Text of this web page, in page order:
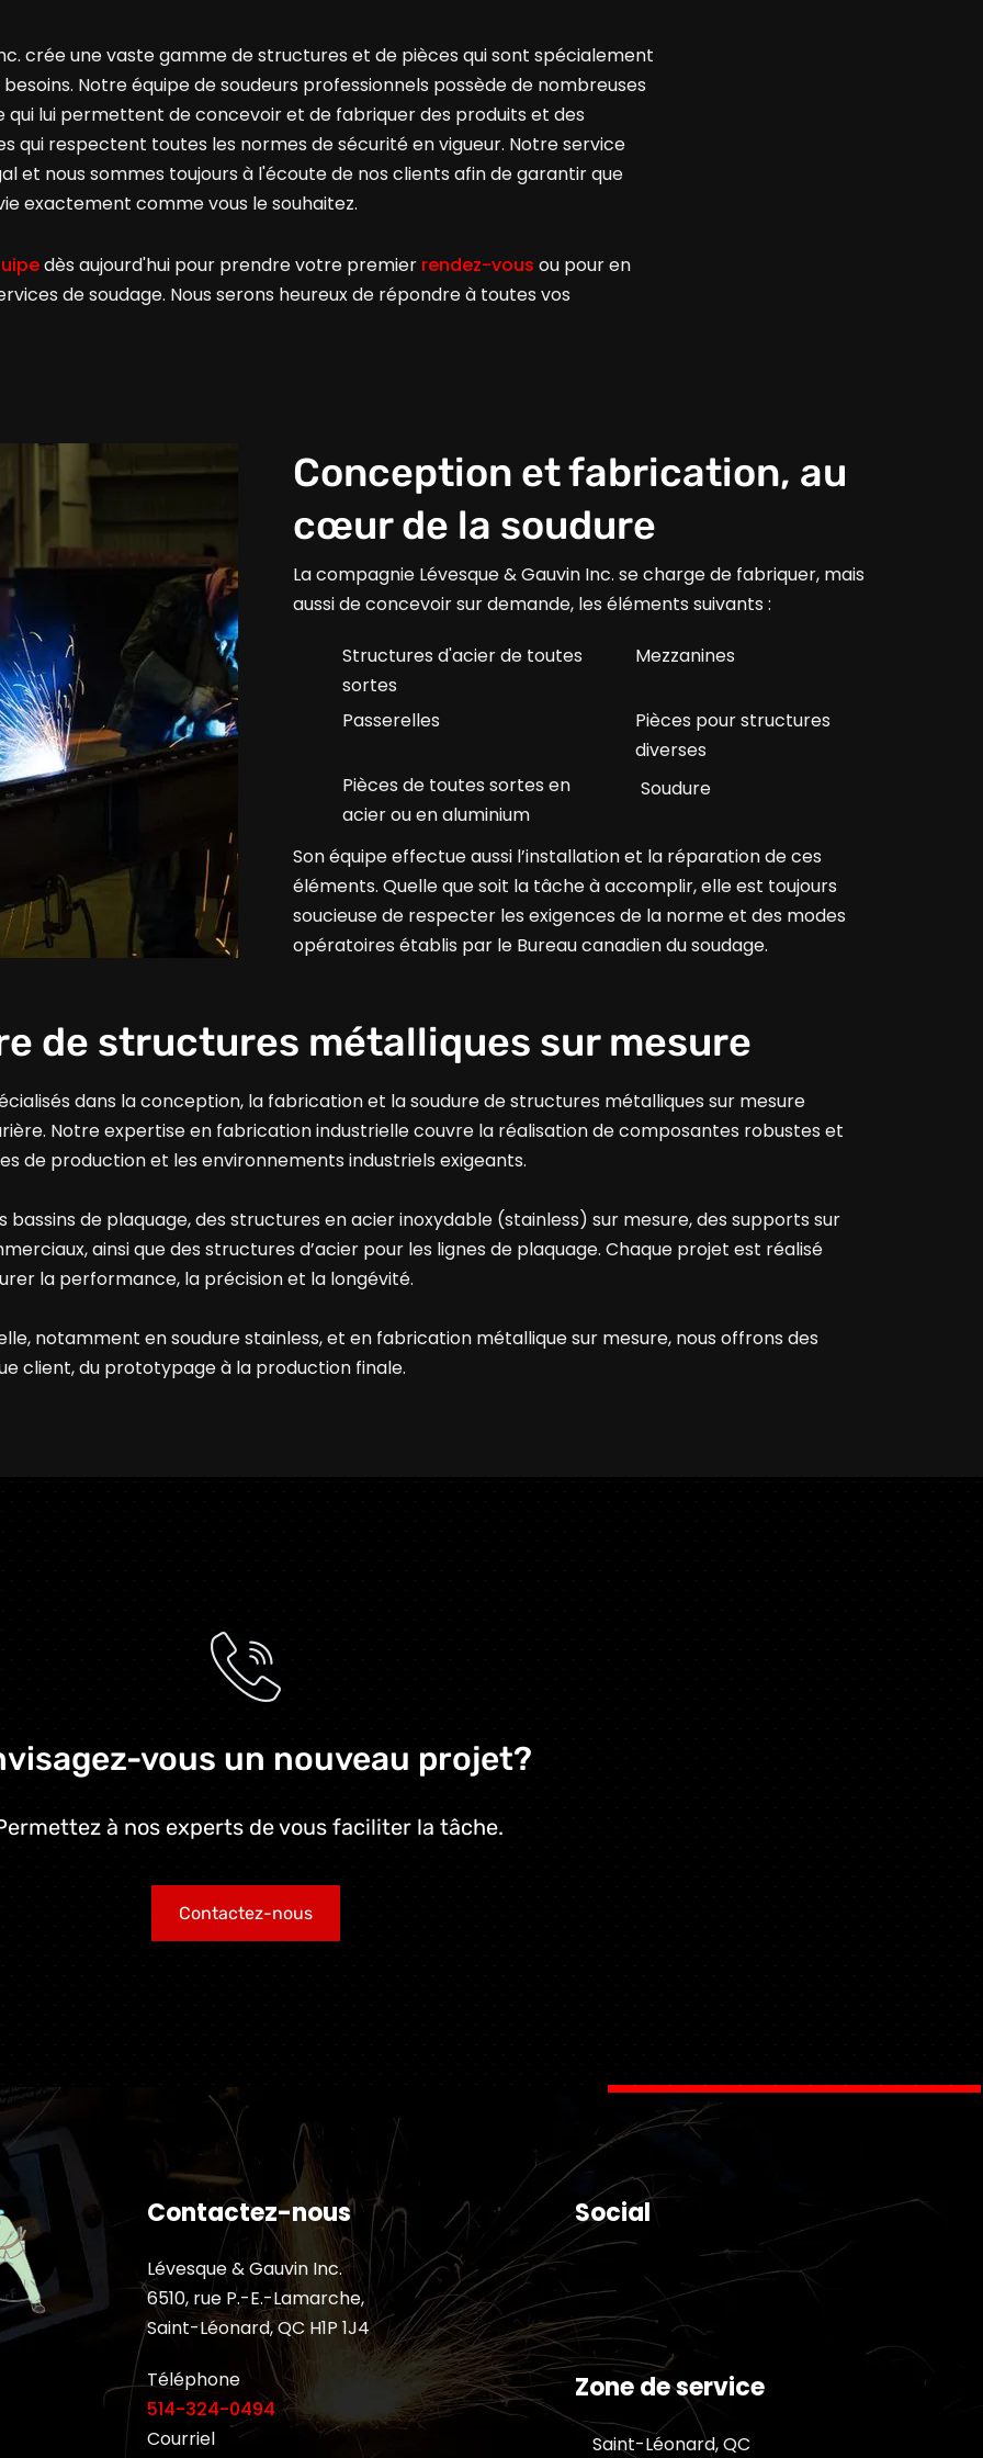
crée une vaste gamme de structures et de pièces qui sont spécialement
Notre équipe de soudeurs professionnels possède de nombreuses
qui lui permettent de concevoir et de fabriquer des produits et des
qui respectent toutes les normes de sécurité en vigueur. Notre service
et nous sommes toujours à l'écoute de nos clients afin de garantir que
exactement comme vous le souhaitez.
dès aujourd'hui pour prendre votre premier rendez-vous ou pour en
de soudage. Nous serons heureux de répondre à toutes vos
Conception et fabrication, au
cœur de la soudure
La compagnie Lévesque & Gauvin Inc. se charge de fabriquer, mais
aussi de concevoir sur demande, les éléments suivants :
Structures d'acier de toutes
sortes
Mezzanines
Passerelles
Pièces pour structures
diverses
Pièces de toutes sortes en
acier ou en aluminium
Soudure
Son équipe effectue aussi l’installation et la réparation de ces
éléments. Quelle que soit la tâche à accomplir, elle est toujours
soucieuse de respecter les exigences de la norme et des modes
opératoires établis par le Bureau canadien du soudage.
de structures métalliques sur mesure
dans la conception, la fabrication et la soudure de structures métalliques sur mesure
Notre expertise en fabrication industrielle couvre la réalisation de composantes robustes et
de production et les environnements industriels exigeants.
de plaquage, des structures en acier inoxydable (stainless) sur mesure, des supports sur
ainsi que des structures d’acier pour les lignes de plaquage. Chaque projet est réalisé
la performance, la précision et la longévité.
notamment en soudure stainless, et en fabrication métallique sur mesure, nous offrons des
client, du prototypage à la production finale.
vous un nouveau projet?
à nos experts de vous faciliter la tâche.
Contactez-nous
Contactez-nous
Lévesque & Gauvin Inc.
6510, rue P.-E.-Lamarche,
Saint-Léonard, QC H1P 1J4
Téléphone
514-324-0494
Courriel
Social
Zone de service
Saint-Léonard, QC